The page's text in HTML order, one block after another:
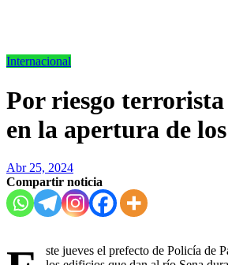
Internacional
Por riesgo
en la apertura de
Abr 25, 2024
Compartir noticia
ste jueves el prefecto de Policía de